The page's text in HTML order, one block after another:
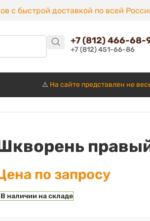
с быстрой доставкой по всей
+7 (812) 466-68-
+7 (812) 451-66-86
⚠️ На сайте представлен не
по запросу
В наличии на складе